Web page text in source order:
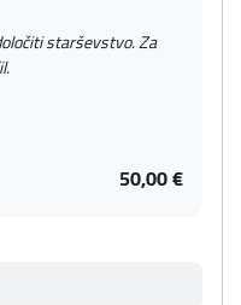
starševstvo. Za
50,00 €